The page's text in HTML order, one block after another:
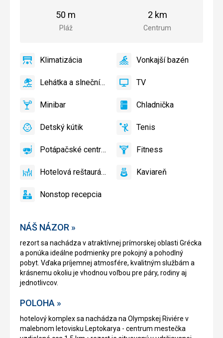
NÁŠ NÁZOR »
rezort sa nachádza v atraktívnej prímorskej oblasti Grécka
a ponúka ideálne podmienky pre pokojný a pohodlný
pobyt. Vďaka príjemnej atmosfére, kvalitným službám a
krásnemu okoliu je vhodnou voľbou pre páry, rodiny aj
jednotlivcov.
POLOHA »
hotelový komplex sa nachádza na Olympskej Riviére v
malebnom letovisku Leptokarya - centrum mestečka
pláže
Pláž
50 m
centra
Centrum
2 km
Klimatizácia
Klimatizácia
áno
VonkajšíVonkajší bazén
áno
Lehátka
slnečníky
bazéne
Lehátka a slnečníky pri bazéne zadarmo
áno TV TV
áno
Minibar,Minibar
áno Chladnička
Chladnička
áno
Detský
Detské
Detský
Detský kútik
áno
Tenis,Tenis
áno
Potápačské
Potápačské centrum
áno FitnessFitness
áno
Hotelová
Hotelová reštaurácia
áno KaviareňKaviareň
áno
NonstopNonstop recepcia
áno